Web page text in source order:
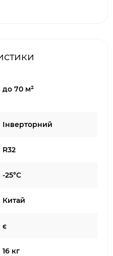
до 70 м²
Інверторний
R32
-25°C
Китай
є
16 кг